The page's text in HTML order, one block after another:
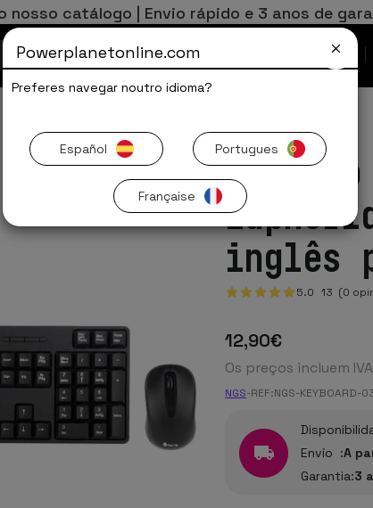
nosso catálogo | Envio rápido e 3 anos de
Ofertas Limitadas
inglês
5.0 13 (0
12,90€
Os preços incluem IVA
NGS-REF:NGS-KEYBOARD-
Envío :A
Garantia:3
Powerplanetonline.com
Preferes navegar noutro idioma?
Español Portugues
Française